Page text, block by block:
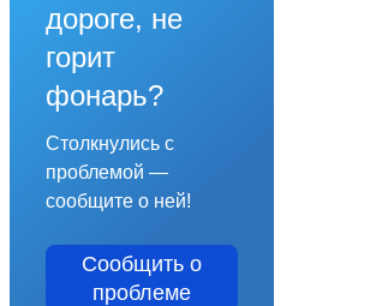
дороге, не
горит
фонарь?
Столкнулись с
проблемой —
сообщите о ней!
Сообщить о
проблеме